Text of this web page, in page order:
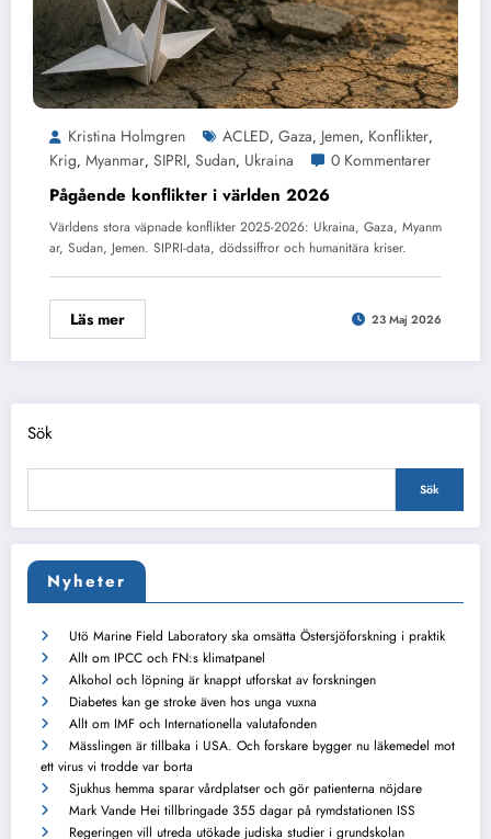
Kristina Holmgren ACLED, Gaza, Jemen, Konflikter,
Krig, Myanmar, SIPRI, Sudan, Ukraina 0 Kommentarer
Pågående konflikter i världen 2026
Världens stora väpnade konflikter 2025-2026: Ukraina, Gaza, Myanm
ar, Sudan, Jemen. SIPRI-data, dödssiffror och humanitära kriser.
Läs mer 23 Maj 2026
Sök
Sök
Nyheter
Utö Marine Field Laboratory ska omsätta Östersjöforskning i praktik
Allt om IPCC och FN:s klimatpanel
Alkohol och löpning är knappt utforskat av forskningen
Diabetes kan ge stroke även hos unga vuxna
Allt om IMF och Internationella valutafonden
Mässlingen är tillbaka i USA. Och forskare bygger nu läkemedel mot
ett virus vi trodde var borta
Sjukhus hemma sparar vårdplatser och gör patienterna nöjdare
Mark Vande Hei tillbringade 355 dagar på rymdstationen ISS
Regeringen vill utreda utökade judiska studier i grundskolan